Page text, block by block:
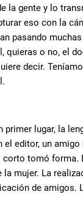
la gente y lo
eso con la
pasando
o no, el
decir.
lugar, la
editor, un
corto tomó forma.
mujer. La
de